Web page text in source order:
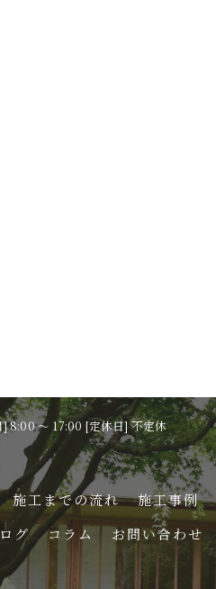
8:00 ～ 17:00 [定休日] 不定休
施工までの流れ 施工事例
グ コラム お問い合わせ